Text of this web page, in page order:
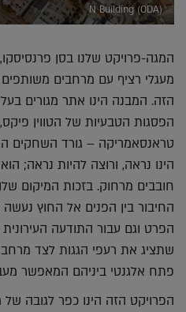
N Building (ODA)
מעגלי רציף עם מרחבים משותפים
הזה. המבנה הינו אתר מגורים בעל
הפסגות הטבעיות של הטווין
טראנסאמריקה – גורד השחקים
הינו נראה, ורוצה להיות נראה;
חובבים מרחוק. בזכות המיקום שלו
החיבור בין הפנים אל החוץ
הפרט וגם עבור התודעה
שתציג את רעפי הגגות לצד
פתח אלגנטי ביניהם המאפשר
הפרויקט הזה הינו כפר לגובה